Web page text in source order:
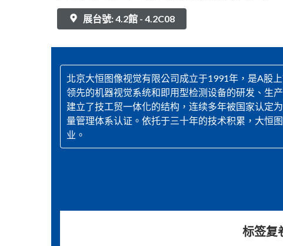
展台號: 4.2館 - 4.2C08
北京大恒图像视觉有限公司成立于1991年，是A股
领先的机器视觉系统和即用型检测设备的研发、生
建立了技工贸一体化的结构，连续多年被国家认定
量管理体系认证。依托于三十年的技术积累，大恒
业。
标签复